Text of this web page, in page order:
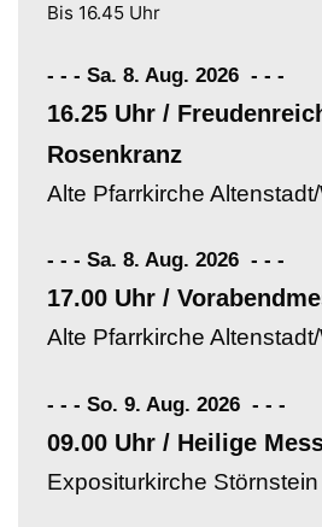
Bis 16.45 Uhr
- - - Sa. 8. Aug. 2026 - - -
16.25 Uhr /
Rosenkranz
Alte Pfarrkirche
- - - Sa. 8. Aug. 2026 - - -
17.00 Uhr /
Alte Pfarrkirche
- - - So. 9. Aug. 2026 - - -
09.00 Uhr / Heilige
Expositurkirche Störnstein